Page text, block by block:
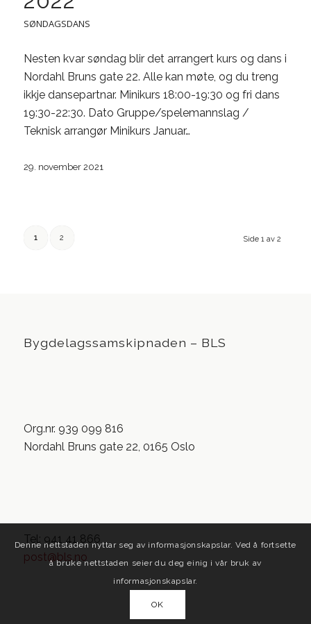
SØNDAGSDANS
Nesten kvar søndag blir det arrangert kurs og dans i
Nordahl Bruns gate 22. Alle kan møte, og du treng
ikkje dansepartnar. Minikurs 18:00-19:30 og fri dans
19:30-22:30. Dato Gruppe/spelemannslag /
Teknisk arrangør Minikurs Januar…
29. november 2021
Side 1 av 2
1 2
Bygdelagssamskipnaden – BLS
Org.nr. 939 099 816
Nordahl Bruns gate 22, 0165 Oslo
Tel: 941 41 866
post@bls.no
Denne nettstaden nyttar seg av informasjonskapslar. Ved å fortsette
å bruke nettstaden seier du deg einig i vår bruk av
informasjonskapslar.
OK